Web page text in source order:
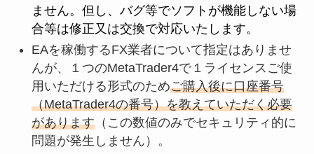
ません。但し、バグ等でソフトが機能しない場
合等は修正又は交換で対応いたします。
EAを稼働するFX業者について指定はありませ
んが、１つのMetaTrader4で１ライセンスご使
用いただける形式のためご購入後に口座番号
（MetaTrader4の番号）を教えていただく必要
があります（この数値のみでセキュリティ的に
問題が発生しません）。